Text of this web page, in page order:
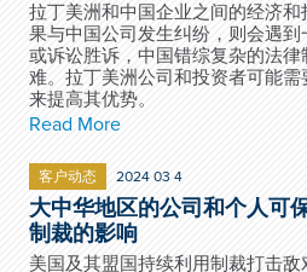
拉丁美洲和中国企业之间的经济
果与中国公司发生纠纷，则会遇
或诉讼胜诉，中国错综复杂的法律
难。拉丁美洲公司和投资者可能
来提高其优势。
Read More
客户动态 2024 03 4
大中华地区的公司和个人可
制裁的影响
美国及其盟国持续利用制裁打击